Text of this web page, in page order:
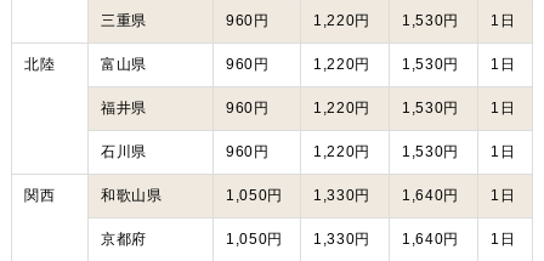
三重県 960円 1,220円 1,530円 1日
北陸 富山県 960円 1,220円 1,530円 1日
福井県 960円 1,220円 1,530円 1日
石川県 960円 1,220円 1,530円 1日
関西 和歌山県 1,050円 1,330円 1,640円 1日
京都府 1,050円 1,330円 1,640円 1日